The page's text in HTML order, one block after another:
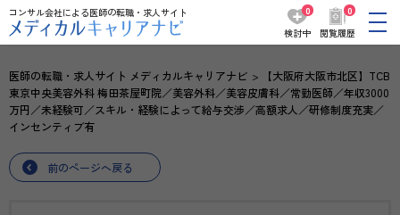
コンサル会社による医師の転職・求人サイト
0
検討中
0
閲覧履歴
医師の転職・求人サイト メディカルキャリアナビ
【大阪府大阪市北区】TCB
東京中央美容外科 梅田茶屋町院／美容外科／美容皮膚科／常勤医師／年収3000
万円／未経験可／スキル・経験によって給与交渉／高額求人／研修制度充実／
インセンティブ有
前のページへ戻る